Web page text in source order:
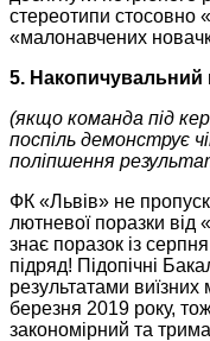
стереотипи стосовно
«малонавчених
5. Накопичувальний
(якщо команда під
поспіль демонструє
поліпшення
ФК «Львів» не
лютневої поразки
знає поразок із
підряд! Підопічні
результатами виїзних
березня 2019 року, тож
закономірний та